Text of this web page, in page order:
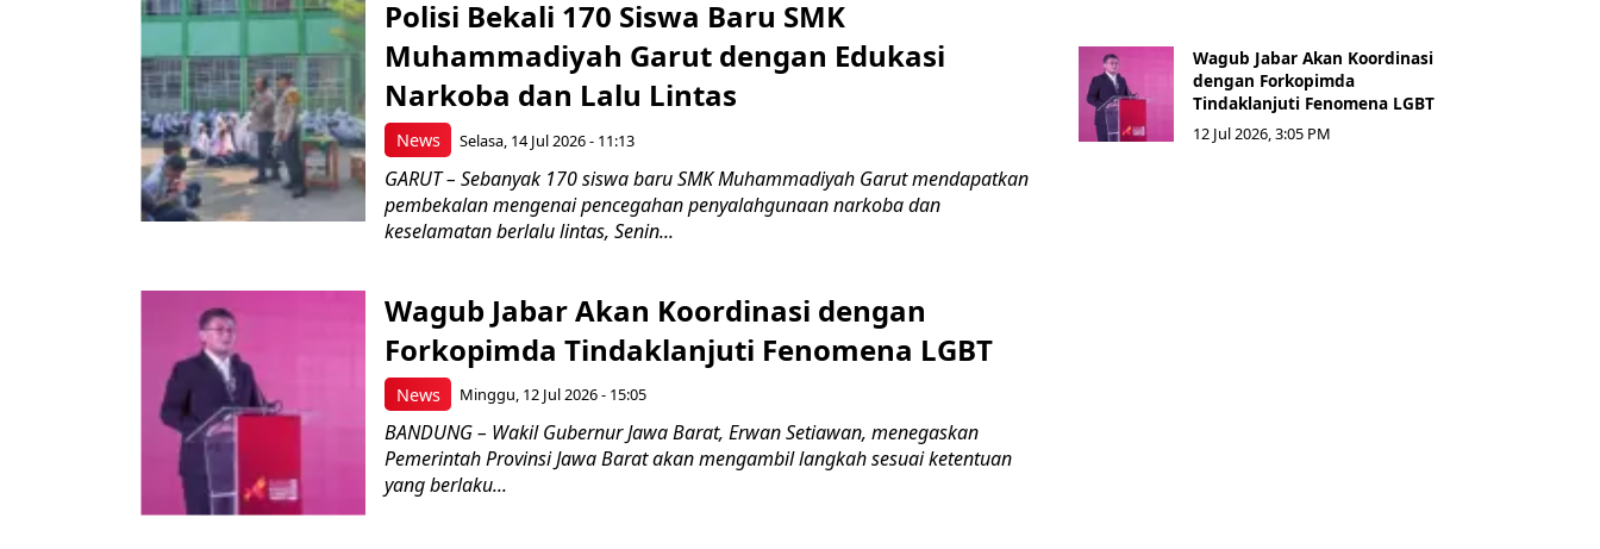
News
Polisi Bekali 170 Siswa Baru SMK
Muhammadiyah Garut dengan Edukasi
Narkoba dan Lalu Lintas
Selasa, 14 Jul 2026 - 11:13
GARUT – Sebanyak 170 siswa baru SMK Muhammadiyah Garut mendapatkan
pembekalan mengenai pencegahan penyalahgunaan narkoba dan
keselamatan berlalu lintas, Senin...
News
Wagub Jabar Akan Koordinasi dengan
Forkopimda Tindaklanjuti Fenomena LGBT
Minggu, 12 Jul 2026 - 15:05
BANDUNG – Wakil Gubernur Jawa Barat, Erwan Setiawan, menegaskan
Pemerintah Provinsi Jawa Barat akan mengambil langkah sesuai ketentuan
yang berlaku...
Wagub Jabar Akan Koordinasi
dengan Forkopimda
Tindaklanjuti Fenomena LGBT
12 Jul 2026, 3:05 PM